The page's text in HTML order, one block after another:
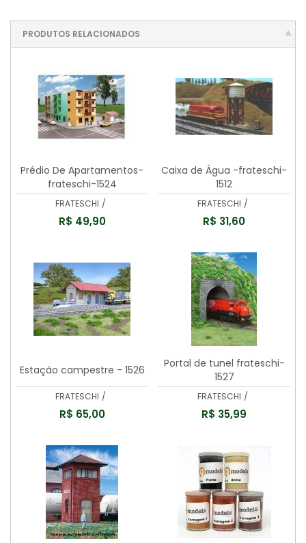
PRODUTOS RELACIONADOS
Prédio De Apartamentos-
frateschi-1524
FRATESCHI /
R$ 49,90
Caixa de Água -frateschi-
1512
FRATESCHI /
R$ 31,60
Estação campestre - 1526
FRATESCHI /
R$ 65,00
Portal de tunel frateschi-
1527
FRATESCHI /
R$ 35,99